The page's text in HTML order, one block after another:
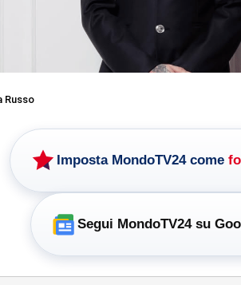
Russo
Imposta MondoTV24 come
Segui MondoTV24 su